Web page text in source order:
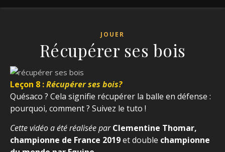
JOUER
Récupérer ses bois
Leçon 8 :Récupérer ses bois?
Quésaco ? Cela signifie récupérer la balle en défense :
pourquoi, comment ? Suivez le tuto !
Cette vidéo a été réalisée parClementine Thomar,
championne de France 2019et double championne